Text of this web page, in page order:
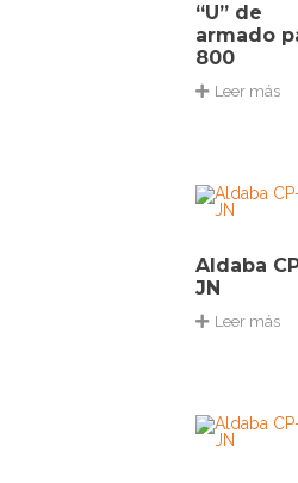
“U” de
armado
800
Leer más
Aldaba
JN
Leer más